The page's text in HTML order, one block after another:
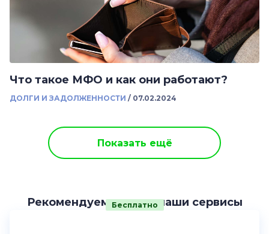
Что такое МФО и как они работают?
ДОЛГИ И ЗАДОЛЖЕННОСТИ / 07.02.2024
Показать ещё
Рекомендуем другие наши сервисы
Бесплатно